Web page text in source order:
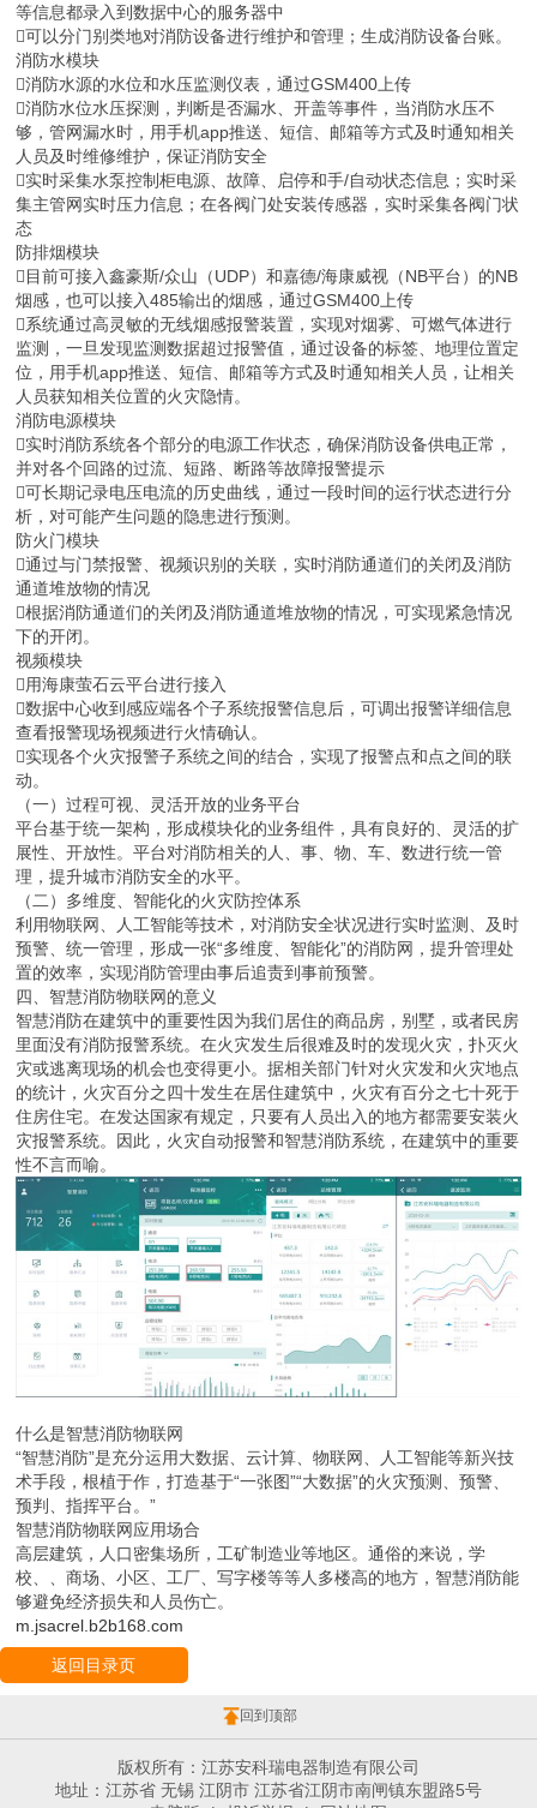
等信息都录入到数据中心的服务器中
可以分门别类地对消防设备进行维护和管理；生成消防设备台账。
消防水模块
消防水源的水位和水压监测仪表，通过GSM400上传
消防水位水压探测，判断是否漏水、开盖等事件，当消防水压不
够，管网漏水时，用手机app推送、短信、邮箱等方式及时通知相关
人员及时维修维护，保证消防安全
实时采集水泵控制柜电源、故障、启停和手/自动状态信息；实时采
集主管网实时压力信息；在各阀门处安装传感器，实时采集各阀门状
态
防排烟模块
目前可接入鑫豪斯/众山（UDP）和嘉德/海康威视（NB平台）的NB
烟感，也可以接入485输出的烟感，通过GSM400上传
系统通过高灵敏的无线烟感报警装置，实现对烟雾、可燃气体进行
监测，一旦发现监测数据超过报警值，通过设备的标签、地理位置定
位，用手机app推送、短信、邮箱等方式及时通知相关人员，让相关
人员获知相关位置的火灾隐情。
消防电源模块
实时消防系统各个部分的电源工作状态，确保消防设备供电正常，
并对各个回路的过流、短路、断路等故障报警提示
可长期记录电压电流的历史曲线，通过一段时间的运行状态进行分
析，对可能产生问题的隐患进行预测。
防火门模块
通过与门禁报警、视频识别的关联，实时消防通道们的关闭及消防
通道堆放物的情况
根据消防通道们的关闭及消防通道堆放物的情况，可实现紧急情况
下的开闭。
视频模块
用海康萤石云平台进行接入
数据中心收到感应端各个子系统报警信息后，可调出报警详细信息
查看报警现场视频进行火情确认。
实现各个火灾报警子系统之间的结合，实现了报警点和点之间的联
动。
（一）过程可视、灵活开放的业务平台
平台基于统一架构，形成模块化的业务组件，具有良好的、灵活的扩
展性、开放性。平台对消防相关的人、事、物、车、数进行统一管
理，提升城市消防安全的水平。
（二）多维度、智能化的火灾防控体系
利用物联网、人工智能等技术，对消防安全状况进行实时监测、及时
预警、统一管理，形成一张“多维度、智能化”的消防网，提升管理处
置的效率，实现消防管理由事后追责到事前预警。
四、智慧消防物联网的意义
智慧消防在建筑中的重要性因为我们居住的商品房，别墅，或者民房
里面没有消防报警系统。在火灾发生后很难及时的发现火灾，扑灭火
灾或逃离现场的机会也变得更小。据相关部门针对火灾发和火灾地点
的统计，火灾百分之四十发生在居住建筑中，火灾有百分之七十死于
住房住宅。在发达国家有规定，只要有人员出入的地方都需要安装火
灾报警系统。因此，火灾自动报警和智慧消防系统，在建筑中的重要
性不言而喻。
什么是智慧消防物联网
“智慧消防”是充分运用大数据、云计算、物联网、人工智能等新兴技
术手段，根植于作，打造基于“一张图”“大数据”的火灾预测、预警、
预判、指挥平台。”
智慧消防物联网应用场合
高层建筑，人口密集场所，工矿制造业等地区。通俗的来说，学
校、、商场、小区、工厂、写字楼等等人多楼高的地方，智慧消防能
够避免经济损失和人员伤亡。
m.jsacrel.b2b168.com
返回目录页
回到顶部
版权所有：江苏安科瑞电器制造有限公司
地址：江苏省 无锡 江阴市 江苏省江阴市南闸镇东盟路5号